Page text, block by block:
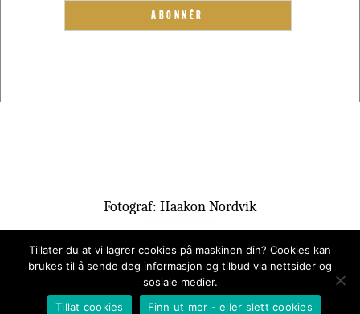
Fotograf: Haakon Nordvik
Tillater du at vi lagrer cookies på maskinen din? Cookies kan
brukes til å sende deg informasjon og tilbud via nettsider og
sosiale medier.
Tillat cookies
Finn ut mer - eller slett cookies